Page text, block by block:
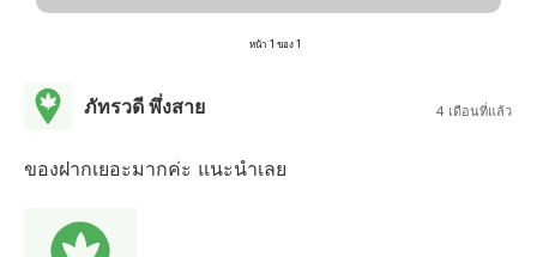
หน้า 1 ของ 1
ภัทรวดี พึ่งสาย 4 เดือนที่แล้ว
ของฝากเยอะมากค่ะ แนะนำเลย